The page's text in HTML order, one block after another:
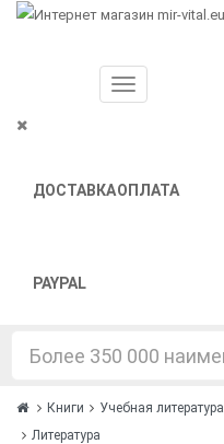
ДОСТАВКАОПЛАТА
PAYPAL
Книги Учебная литература
Литература